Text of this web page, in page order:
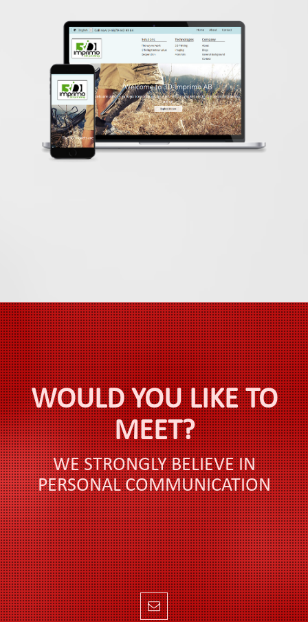
3dimprimo.se
Content Management System
WOULD YOU LIKE TO
MEET?
WE STRONGLY BELIEVE IN
PERSONAL COMMUNICATION